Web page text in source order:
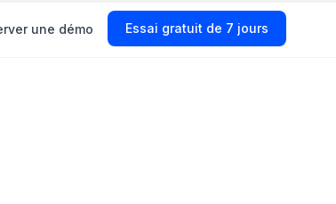
Réserver une démo Start Free Trial